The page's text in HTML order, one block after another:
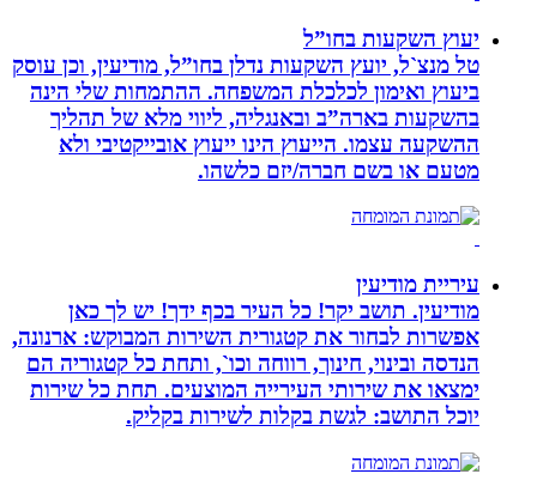
יעוץ השקעות בחו”ל
טל מנצ`ל, יועץ השקעות נדלן בחו”ל, מודיעין, וכן עוסק
ביעוץ ואימון לכלכלת המשפחה. ההתמחות שלי הינה
בהשקעות בארה”ב ובאנגליה, ליווי מלא של תהליך
ההשקעה עצמו. הייעוץ הינו ייעוץ אובייקטיבי ולא
מטעם או בשם חברה/יזם כלשהו.
עיריית מודיעין
מודיעין. תושב יקר! כל העיר בכף ידך! יש לך כאן
אפשרות לבחור את קטגורית השירות המבוקש: ארנונה,
הנדסה ובינוי, חינוך, רווחה וכו`, ותחת כל קטגוריה הם
ימצאו את שירותי העירייה המוצעים. תחת כל שירות
יוכל התושב: לגשת בקלות לשירות בקליק.